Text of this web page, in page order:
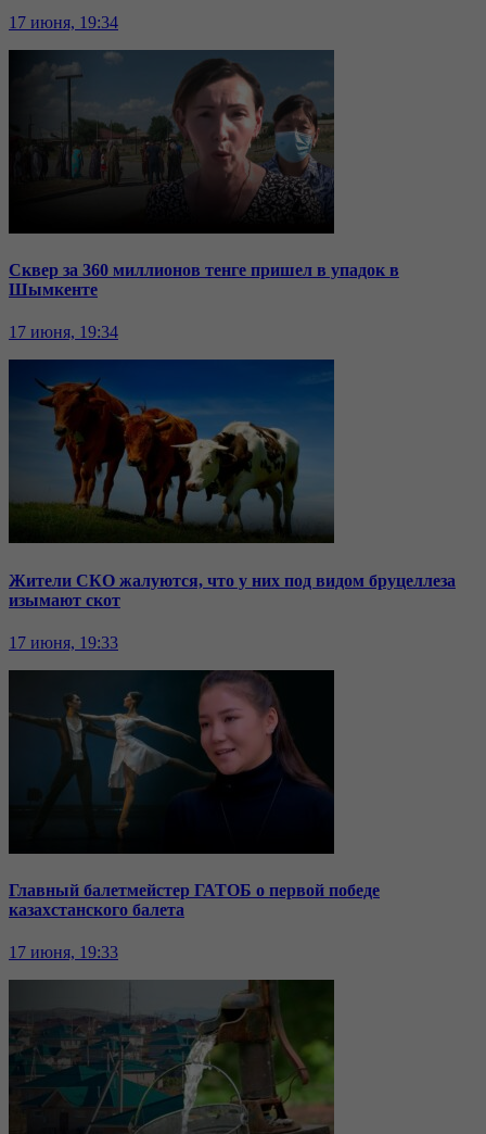
17 июня, 19:34
Сквер за 360 миллионов тенге пришел в упадок в
Шымкенте
17 июня, 19:34
Жители СКО жалуются, что у них под видом бруцеллеза
изымают скот
17 июня, 19:33
Главный балетмейстер ГАТОБ о первой победе
казахстанского балета
17 июня, 19:33